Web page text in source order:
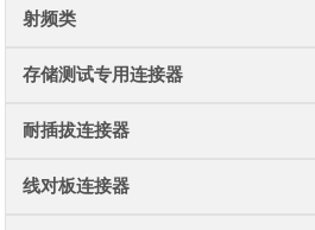
射频类
存储测试专用连接器
耐插拔连接器
线对板连接器